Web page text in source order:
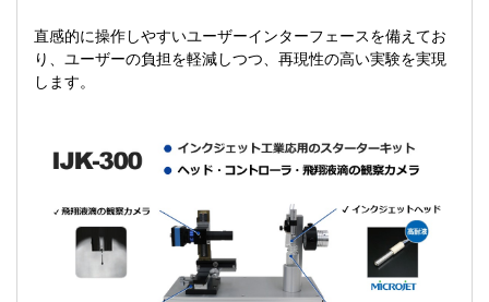
直感的に操作しやすいユーザーインターフェースを備えてお
り、ユーザーの負担を軽減しつつ、再現性の高い実験を実現
します。